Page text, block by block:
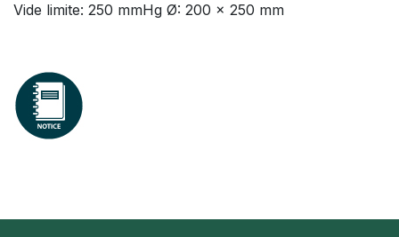
Vide limite: 250 mmHg Ø: 200 x 250 mm